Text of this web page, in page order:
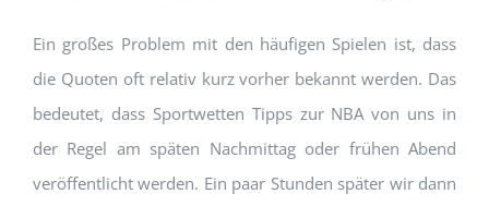
Ein großes Problem mit den häufigen Spielen ist, dass
die Quoten oft relativ kurz vorher bekannt werden. Das
bedeutet, dass Sportwetten Tipps zur NBA von uns in
der Regel am späten Nachmittag oder frühen Abend
veröffentlicht werden. Ein paar Stunden später wir dann